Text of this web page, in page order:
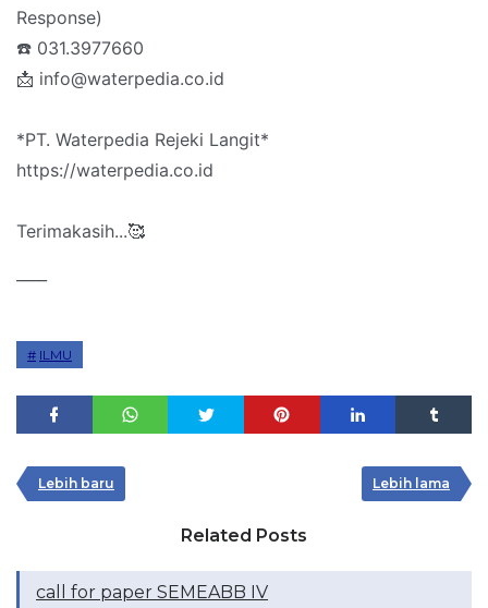
Response)
☎️ 031.3977660
📩 info@waterpedia.co.id
*PT. Waterpedia Rejeki Langit*
https://waterpedia.co.id
Terimakasih...🥰
ILMU
Lebih baru Lebih lama
Related Posts
call for paper SEMEABB IV